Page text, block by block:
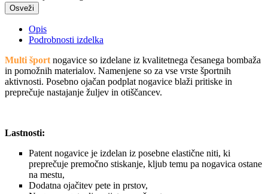
Opis
Podrobnosti izdelka
Multi šport nogavice so izdelane iz kvalitetnega česanega bombaža
in pomožnih materialov. Namenjene so za vse vrste športnih
aktivnosti. Posebno ojačan podplat nogavice blaži pritiske in
preprečuje nastajanje žuljev in otiščancev.
Lastnosti:
Patent nogavice je izdelan iz posebne elastične niti, ki
preprečuje premočno stiskanje, kljub temu pa nogavica ostane
na mestu,
Dodatna ojačitev pete in prstov,